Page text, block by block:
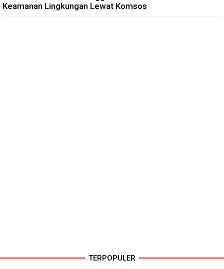
Keamanan Lingkungan Lewat Komsos
TERPOPULER